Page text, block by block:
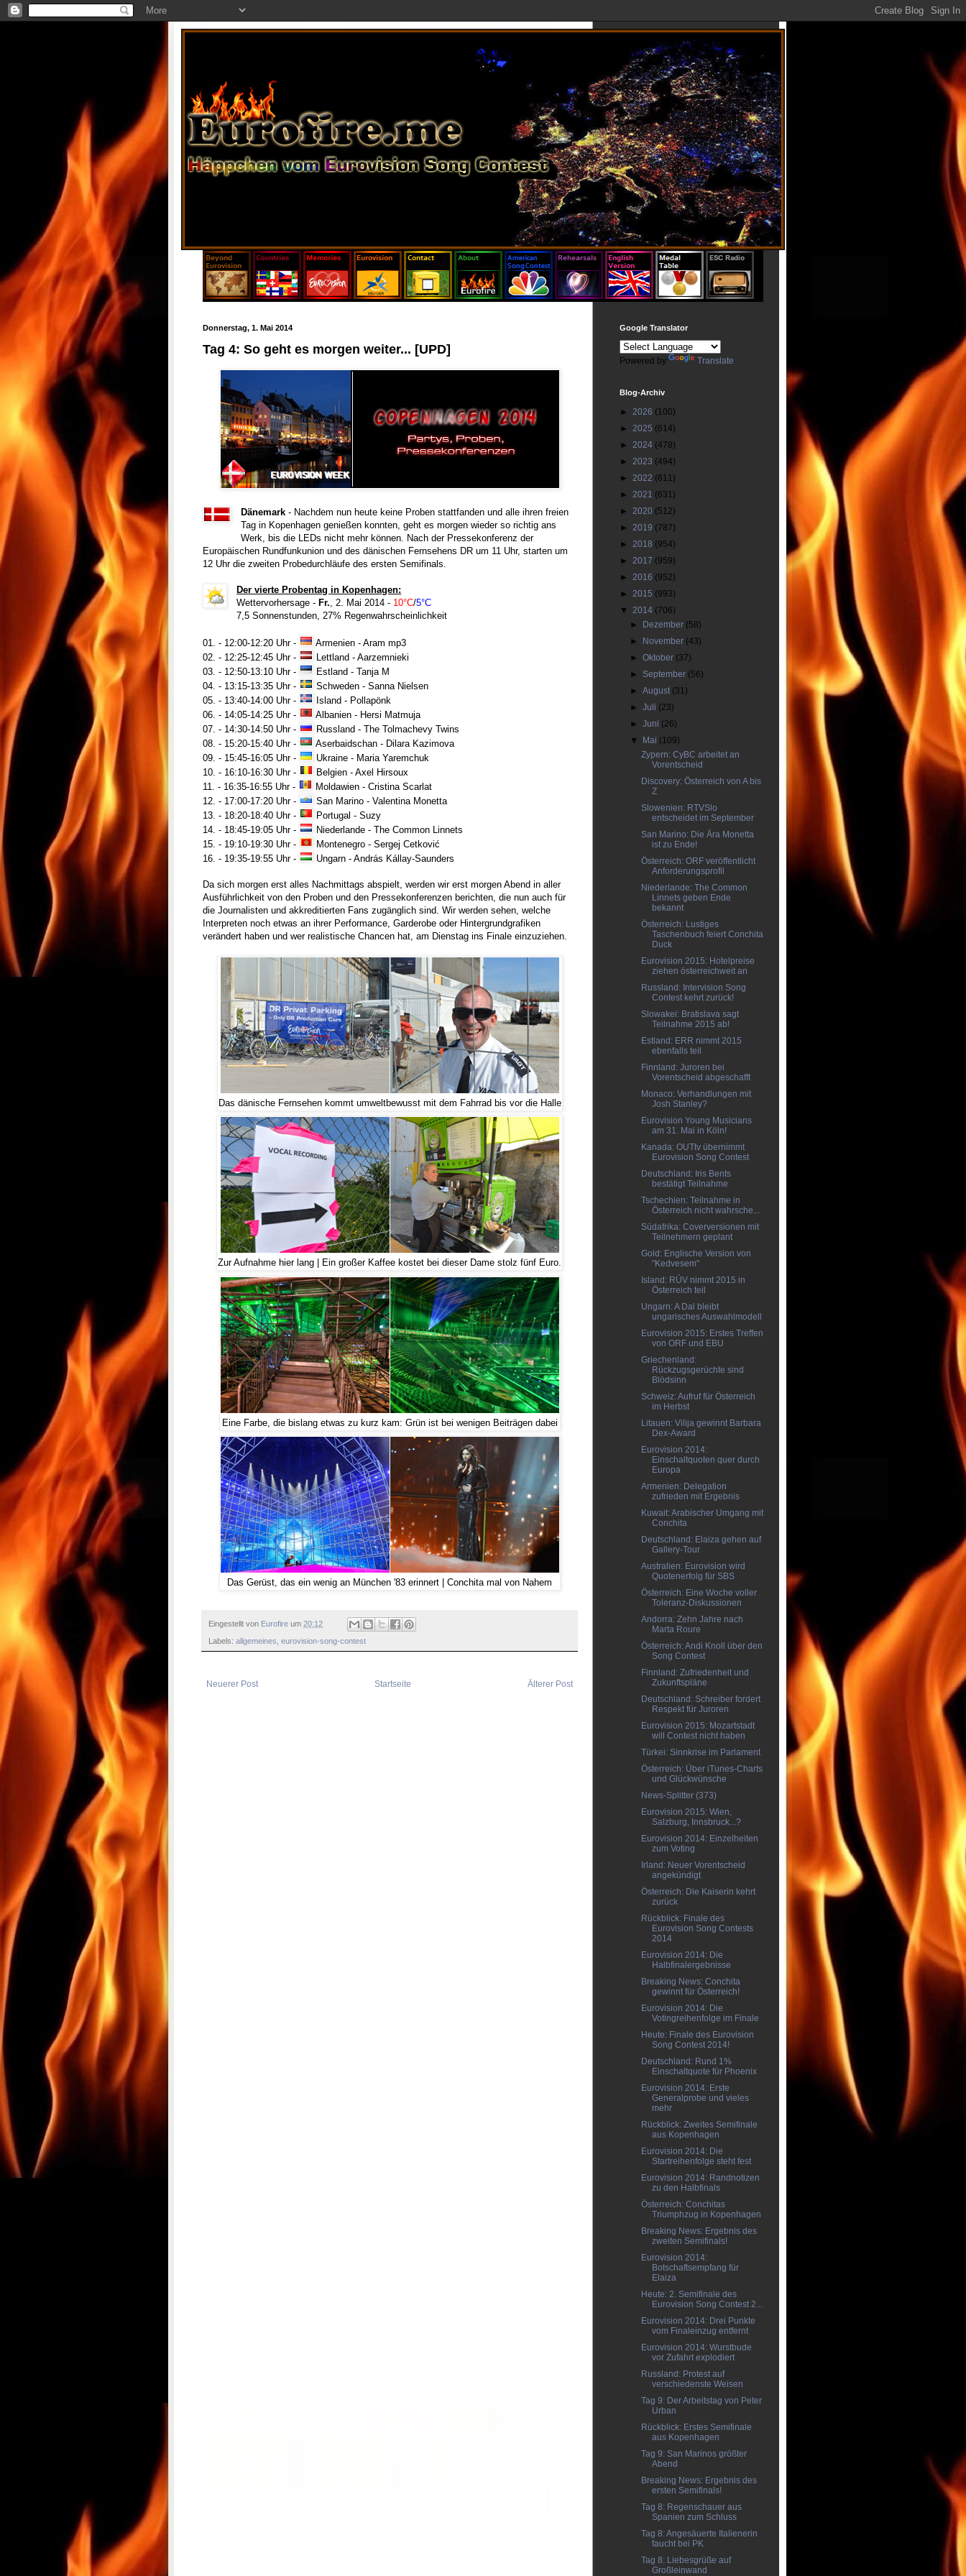
Donnerstag, 1. Mai 2014
Tag 4: So geht es morgen weiter... [UPD]
Dänemark - Nachdem nun heute keine Proben stattfanden und alle ihren freien
Tag in Kopenhagen genießen konnten, geht es morgen wieder so richtig ans
Werk, bis die LEDs nicht mehr können. Nach der Pressekonferenz der
Europäischen Rundfunkunion und des dänischen Fernsehens DR um 11 Uhr, starten um
12 Uhr die zweiten Probedurchläufe des ersten Semifinals.
Der vierte Probentag in Kopenhagen:
Wettervorhersage -Fr. , 2. Mai 2014 - 10°C/5°C
7,5 Sonnenstunden, 27% Regenwahrscheinlichkeit
01. - 12:00-12:20 Uhr -
Armenien - Aram mp3
02. - 12:25-12:45 Uhr -
Lettland - Aarzemnieki
03. - 12:50-13:10 Uhr -
Estland - Tanja M
04. - 13:15-13:35 Uhr -
Schweden - Sanna Nielsen
05. - 13:40-14:00 Uhr -
Island - Pollapönk
06. - 14:05-14:25 Uhr -
Albanien - Hersi Matmuja
07. - 14:30-14:50 Uhr -
Russland - The Tolmachevy Twins
08. - 15:20-15:40 Uhr -
Aserbaidschan - Dilara Kazimova
09. - 15:45-16:05 Uhr -
Ukraine - Maria Yaremchuk
10. - 16:10-16:30 Uhr -
Belgien - Axel Hirsoux
11. - 16:35-16:55 Uhr -
Moldawien - Cristina Scarlat
12. - 17:00-17:20 Uhr -
San Marino - Valentina Monetta
13. - 18:20-18:40 Uhr -
Portugal - Suzy
14. - 18:45-19:05 Uhr -
Niederlande - The Common Linnets
15. - 19:10-19:30 Uhr -
Montenegro - Sergej Cetković
16. - 19:35-19:55 Uhr -
Ungarn - András Kállay-Saunders
Da sich morgen erst alles Nachmittags abspielt, werden wir erst morgen Abend in aller
Ausführlichkeit von den Proben und den Pressekonferenzen berichten, die nun auch für
die Journalisten und akkreditierten Fans zugänglich sind. Wir werden sehen, welche
Interpreten noch etwas an ihrer Performance, Garderobe oder Hintergrundgrafiken
verändert haben und wer realistische Chancen hat, am Dienstag ins Finale einzuziehen.
Das dänische Fernsehen kommt umweltbewusst mit dem Fahrrad bis vor die Halle
Zur Aufnahme hier lang | Ein großer Kaffee kostet bei dieser Dame stolz fünf Euro.
Eine Farbe, die bislang etwas zu kurz kam: Grün ist bei wenigen Beiträgen dabei
Das Gerüst, das ein wenig an München '83 erinnert | Conchita mal von Nahem
Eingestellt von Eurofire um 20:12
Labels: allgemeines, eurovision-song-contest
Neuerer Post Älterer Post
Startseite
Google Translator
Powered by Translate
Blog-Archiv
► 2026 (100)
► 2025 (614)
► 2024 (478)
► 2023 (494)
► 2022 (611)
► 2021 (631)
► 2020 (512)
► 2019 (787)
► 2018 (954)
► 2017 (959)
► 2016 (952)
► 2015 (993)
▼ 2014 (706)
►
Dezember (58)
►
November (43)
►Oktober (37)
► September (56)
►August (31)
►Juli (23)
►Juni (26)
▼
Mai (109)
Zypern: CyBC arbeitet an
Vorentscheid
Discovery: Österreich von A bis
Z
Slowenien: RTVSlo
entscheidet im September
San Marino: Die Ära Monetta
ist zu Ende!
Österreich: ORF veröffentlicht
Anforderungsprofil
Niederlande: The Common
Linnets geben Ende
bekannt
Österreich: Lustiges
Taschenbuch feiert Conchita
Duck
Eurovision 2015: Hotelpreise
ziehen österreichweit an
Russland: Intervision Song
Contest kehrt zurück!
Slowakei: Bratislava sagt
Teilnahme 2015 ab!
Estland: ERR nimmt 2015
ebenfalls teil
Finnland: Juroren bei
Vorentscheid abgeschafft
Monaco: Verhandlungen mit
Josh Stanley?
Eurovision Young Musicians
am 31. Mai in Köln!
Kanada: OUTtv übernimmt
Eurovision Song Contest
Deutschland: Iris Bents
bestätigt Teilnahme
Tschechien: Teilnahme in
Österreich nicht wahrsche...
Südafrika: Coverversionen mit
Teilnehmern geplant
Gold: Englische Version von
"Kedvesem"
Island: RÚV nimmt 2015 in
Österreich teil
Ungarn: A Dal bleibt
ungarisches Auswahlmodell
Eurovision 2015: Erstes Treffen
von ORF und EBU
Griechenland:
Rückzugsgerüchte sind
Blödsinn
Schweiz: Aufruf für Österreich
im Herbst
Litauen: Vilija gewinnt Barbara
Dex-Award
Eurovision 2014:
Einschaltquoten quer durch
Europa
Armenien: Delegation
zufrieden mit Ergebnis
Kuwait: Arabischer Umgang mit
Conchita
Deutschland: Elaiza gehen auf
Gallery-Tour
Australien: Eurovision wird
Quotenerfolg für SBS
Österreich: Eine Woche voller
Toleranz-Diskussionen
Andorra: Zehn Jahre nach
Marta Roure
Österreich: Andi Knoll über den
Song Contest
Finnland: Zufriedenheit und
Zukunftspläne
Deutschland: Schreiber fordert
Respekt für Juroren
Eurovision 2015: Mozartstadt
will Contest nicht haben
Türkei: Sinnkrise im Parlament
Österreich: Über iTunes-Charts
und Glückwünsche
News-Splitter (373)
Eurovision 2015: Wien,
Salzburg, Innsbruck...?
Eurovision 2014: Einzelheiten
zum Voting
Irland: Neuer Vorentscheid
angekündigt
Österreich: Die Kaiserin kehrt
zurück
Rückblick: Finale des
Eurovision Song Contests
2014
Eurovision 2014: Die
Halbfinalergebnisse
Breaking News: Conchita
gewinnt für Österreich!
Eurovision 2014: Die
Votingreihenfolge im Finale
Heute: Finale des Eurovision
Song Contest 2014!
Deutschland: Rund 1%
Einschaltquote für Phoenix
Eurovision 2014: Erste
Generalprobe und vieles
mehr
Rückblick: Zweites Semifinale
aus Kopenhagen
Eurovision 2014: Die
Startreihenfolge steht fest
Eurovision 2014: Randnotizen
zu den Halbfinals
Österreich: Conchitas
Triumphzug in Kopenhagen
Breaking News: Ergebnis des
zweiten Semifinals!
Eurovision 2014:
Botschaftsempfang für
Elaiza
Heute: 2. Semifinale des
Eurovision Song Contest 2...
Eurovision 2014: Drei Punkte
vom Finaleinzug entfernt
Eurovision 2014: Wurstbude
vor Zufahrt explodiert
Russland: Protest auf
verschiedenste Weisen
Tag 9: Der Arbeitstag von Peter
Urban
Rückblick: Erstes Semifinale
aus Kopenhagen
Tag 9: San Marinos größter
Abend
Breaking News: Ergebnis des
ersten Semifinals!
Tag 8: Regenschauer aus
Spanien zum Schluss
Tag 8: Angesäuerte Italienerin
faucht bei PK
Tag 8: Liebesgrüße auf
Großleinwand